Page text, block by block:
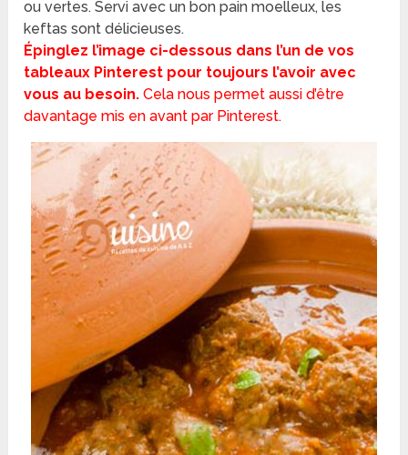
ou vertes. Servi avec un bon pain moelleux, les
keftas sont délicieuses.
Épinglez l’image ci-dessous dans l’un de vos
tableaux Pinterest pour toujours l’avoir avec
vous au besoin.Cela nous permet aussi d’être
davantage mis en avant par Pinterest.